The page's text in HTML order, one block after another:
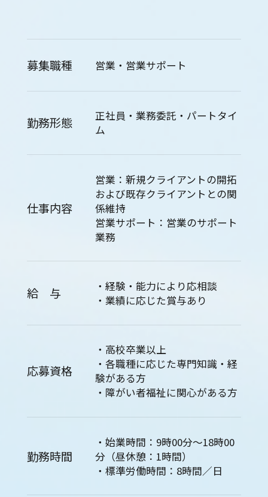
募集職種 営業・営業サポート
勤務形態
正社員・業務委託・パートタイ
ム
仕事内容
営業：新規クライアントの開拓
および既存クライアントとの関
係維持
営業サポート：営業のサポート
業務
給 与
・経験・能力により応相談
・業績に応じた賞与あり
応募資格
・高校卒業以上
・各職種に応じた専門知識・経
験がある方
・障がい者福祉に関心がある方
勤務時間
・始業時間：9時00分～18時00
分（昼休憩：1時間）
・標準労働時間：8時間／日